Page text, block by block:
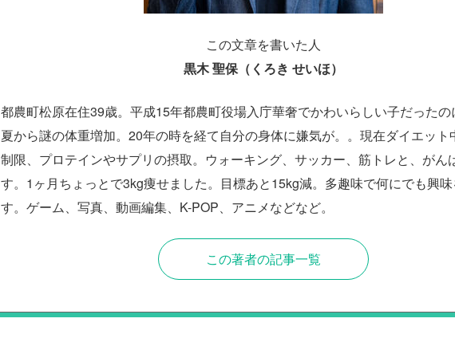
この文章を書いた人
黒木 聖保（くろき せいほ）
都農町松原在住39歳。平成15年都農町役場入庁華奢でかわいらしい子だった
夏から謎の体重増加。20年の時を経て自分の身体に嫌気が。。現在ダイエット
制限、プロテインやサプリの摂取。ウォーキング、サッカー、筋トレと、がん
す。1ヶ月ちょっとで3kg痩せました。目標あと15kg減。多趣味で何にでも興味
す。ゲーム、写真、動画編集、K-POP、アニメなどなど。
この著者の記事一覧